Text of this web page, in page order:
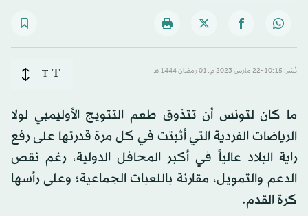
نُشر: 10:15-22 مارس 2023 م ـ 01 رَمضان 1444 هـ T
T
ما كان لتونس أن تتذوق طعم التتويج الأوليمبي لولا
الرياضات الفردية التي أثبتت في كل مرة قدرتها على رفع
راية البلاد عالياً في أكبر المحافل الدولية، رغم نقص
الدعم والتمويل، مقارنة باللعبات الجماعية؛ وعلى رأسها
كرة القدم.